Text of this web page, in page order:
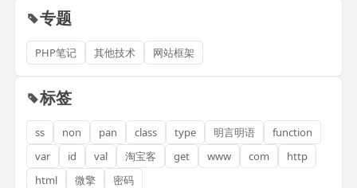
专题
PHP笔记 其他技术 网站框架
标签
ss non pan class type 明言明语
function
var
id val 淘宝客 get www com
http
html
微擎 密码